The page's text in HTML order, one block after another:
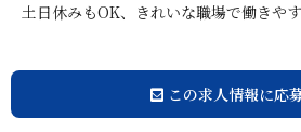
土日休みもOK、きれいな職場で働きやす
この求人情報に応